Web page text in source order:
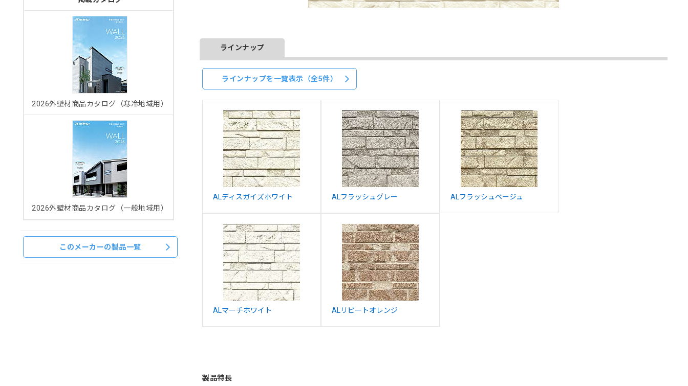
2026外壁材商品カタログ（寒冷地域用）
2026外壁材商品カタログ（一般地域用）
このメーカーの製品一覧
ラインナップ
ラインナップを一覧表示（全5件）
ALディスガイズホワイト ALフラッシュグレー ALフラッシュベージュ
ALマーチホワイト ALリピートオレンジ
製品特長